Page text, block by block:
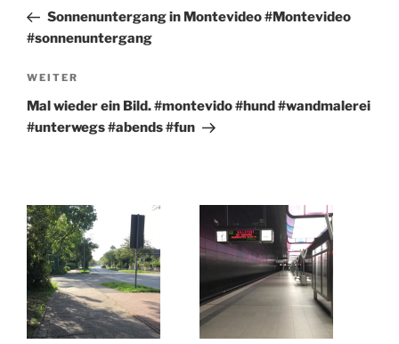
Beitrag
Sonnenuntergang in Montevideo #Montevideo
#sonnenuntergang
Nächster
Beitrag
WEITER
Mal wieder ein Bild. #montevido #hund #wandmalerei
#unterwegs #abends #fun